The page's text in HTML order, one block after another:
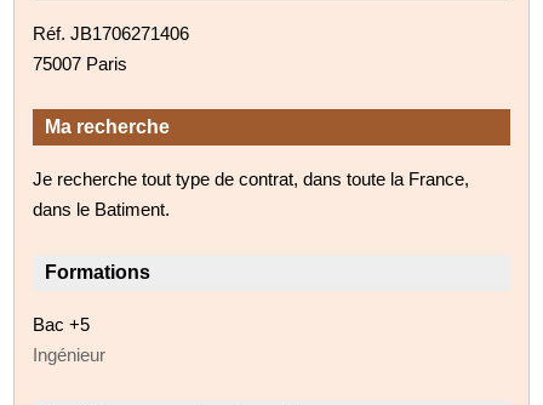
Réf. JB1706271406
75007 Paris
Ma recherche
Je recherche tout type de contrat, dans toute la France,
dans le Batiment.
Formations
Bac +5
Ingénieur